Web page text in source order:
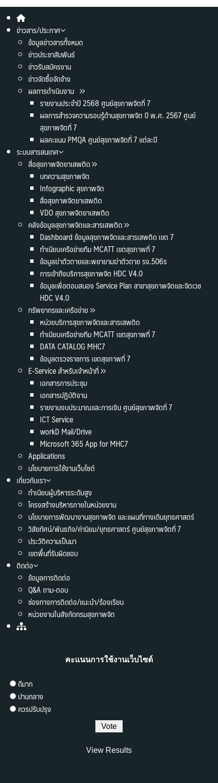
ข่าวสาร/ประกาศ
ข้อมูลข่าวสารทั้งหมด
ข่าวประชาสัมพันธ์
ข่าวรับสมัครงาน
ข่าวจัดซื้อจัดจ้าง
ผลการดำเนินงาน
รายงานประจำปี 2568 ศูนย์สุขภาพจิตที่ 7
ผลการสำรวจความรอบรู้ด้านสุขภาพจิต ปี พ.ศ. 2567 ศูนย์
สุขภาพจิตที่ 7
ผลคะแนน PMQA ศูนย์สุขภาพจิตที่ 7 แต่ละปี
ระบบสารสนเทศ
สื่อสุขภาพจิตยาเสพติด
บทความสุขภาพจิต
Infographic สุขภาพจิต
สื่อสุขภาพจิตยาเสพติด
VDO สุขภาพจิตยาเสพติด
คลังข้อมูลสุขภาพจิตและสารเสพติด
Dashboard ข้อมูลสุขภาพจิตและสารเสพติด เขต 7
ทำเนียบเครือข่ายทีม MCATT เขตสุขภาพที่ 7
ข้อมูลฆ่าตัวตายและพยายามฆ่าตัวตาย รง.506s
การเข้าถึงบริการสุขภาพจิต HDC V4.0
ข้อมูลเพื่อตอบสนอง Service Plan สาขาสุขภาพจิตและจิตเวช
HDC V4.0
ทรัพยากรและเครือข่าย
หน่วยบริการสุขภาพจิตและสารเสพติด
ทำเนียบเครือข่ายทีม MCATT เขตสุขภาพที่ 7
DATA CATALOG MHC7
ข้อมูลตรวจราชการ เขตสุขภาพที่ 7
E-Service สำหรับเจ้าหน้าที่
เอกสารการประชุม
เอกสารปฏิบัติงาน
รายงานงบประมาณและการเงิน ศูนย์สุขภาพจิตที่ 7
ICT Service
workD Mail/Drive
Microsoft 365 App for MHC7
Applications
นโยบายการใช้งานเว็บไซต์
เกี่ยวกับเรา
ทำเนียบผู้บริหารระดับสูง
โครงสร้างบริหารภายในหน่วยงาน
นโยบายการพัฒนางานสุขภาพจิต และแผนที่ทางเดินยุทธศาสตร์
วิสัยทัศน์/พันธกิจ/ค่านิยม/ยุทธศาสตร์ ศูนย์สุขภาพจิตที่ 7
ประวัติความเป็นมา
เขตพื้นที่รับผิดชอบ
ติดต่อ
ข้อมูลการติดต่อ
Q&A ถาม-ตอบ
ช่องทางการติดต่อ/แนะนำ/ร้องเรียน
หน่วยงานในสังกัดกรมสุขภาพจิต
คะแนนการใช้งานเว็บไซต์
ดีมาก
ปานกลาง
ควรปรับปรุง
View Results